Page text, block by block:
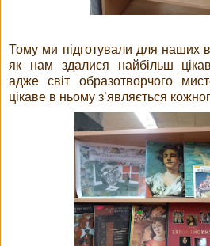
Тому ми підготували для наших
як нам здалися найбільш
адже світ образотворчого
цікаве в ньому з’являється